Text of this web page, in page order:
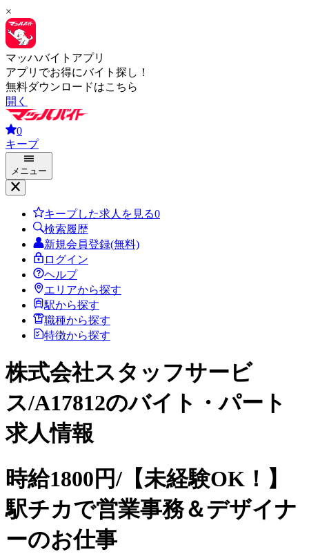
×
マッハバイトアプリ
アプリでお得にバイト探し！
無料ダウンロードはこちら
開く
0
キープ
メニュー
キープした求人を見る0
検索履歴
新規会員登録(無料)
ログイン
ヘルプ
エリアから探す
駅から探す
職種から探す
特徴から探す
株式会社スタッフサービ
ス/A17812のバイト・パート
求人情報
時給1800円/【未経験OK！】
駅チカで営業事務＆デザイナ
ーのお仕事